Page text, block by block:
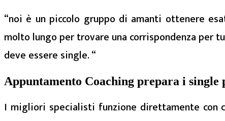
“noi è un piccolo gruppo di amanti ottenere
molto lungo per trovare una corrispondenza
deve essere single. “
Appuntamento Coaching prepara i
I migliori specialisti funzione direttamente con